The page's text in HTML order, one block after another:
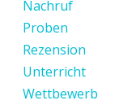
Nachruf
Proben
Rezension
Unterricht
Wettbewerb